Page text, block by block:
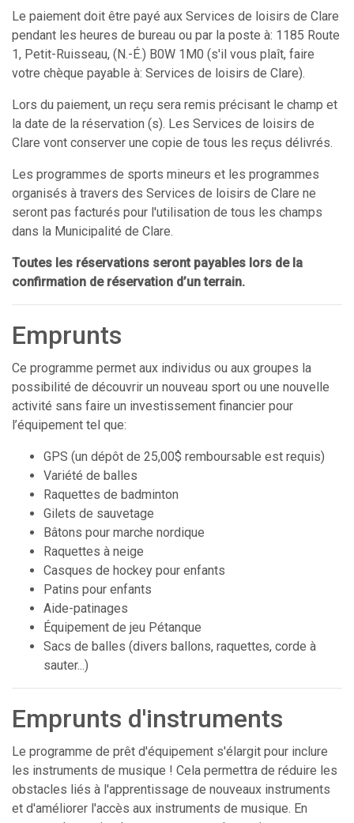
Le paiement doit être payé aux Services de loisirs de Clare
pendant les heures de bureau ou par la poste à: 1185 Route
1, Petit-Ruisseau, (N.-É.) B0W 1M0 (s'il vous plaît, faire
votre chèque payable à: Services de loisirs de Clare).
Lors du paiement, un reçu sera remis précisant le champ et
la date de la réservation (s). Les Services de loisirs de
Clare vont conserver une copie de tous les reçus délivrés.
Les programmes de sports mineurs et les programmes
organisés à travers des Services de loisirs de Clare ne
seront pas facturés pour l'utilisation de tous les champs
dans la Municipalité de Clare.
Toutes les réservations seront payables lors de la
confirmation de réservation d’un terrain.
Emprunts
Ce programme permet aux individus ou aux groupes la
possibilité de découvrir un nouveau sport ou une nouvelle
activité sans faire un investissement financier pour
l’équipement tel que:
GPS (un dépôt de 25,00$ remboursable est requis)
Variété de balles
Raquettes de badminton
Gilets de sauvetage
Bâtons pour marche nordique
Raquettes à neige
Casques de hockey pour enfants
Patins pour enfants
Aide-patinages
Équipement de jeu Pétanque
Sacs de balles (divers ballons, raquettes, corde à
sauter...)
Emprunts d'instruments
Le programme de prêt d'équipement s'élargit pour inclure
les instruments de musique ! Cela permettra de réduire les
obstacles liés à l'apprentissage de nouveaux instruments
et d'améliorer l'accès aux instruments de musique. En